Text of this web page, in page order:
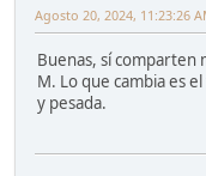
Agosto 20, 2024, 11:23:26
Buenas, sí comparten
M. Lo que cambia es
y pesada.